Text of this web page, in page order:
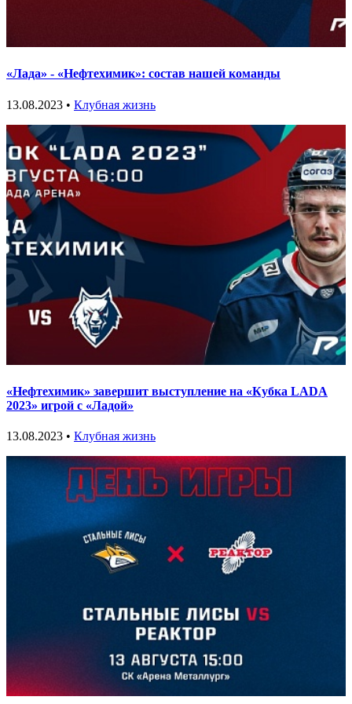
«Лада» - «Нефтехимик»: состав нашей команды
13.08.2023 • Клубная жизнь
«Нефтехимик» завершит выступление на «Кубка LADA
2023» игрой с «Ладой»
13.08.2023 • Клубная жизнь